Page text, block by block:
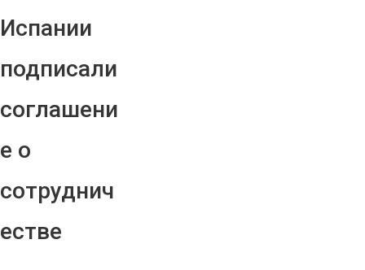
Испании
подписали
соглашени
е о
сотруднич
естве